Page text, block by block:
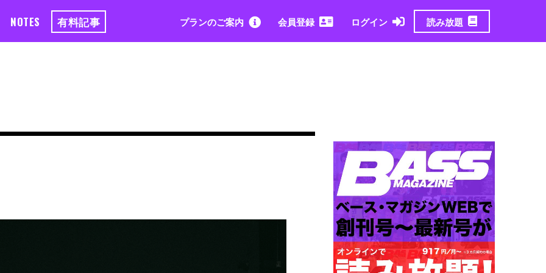
NOTES 有料記事 プランのご案内 会員登録 ログイン 読み放題